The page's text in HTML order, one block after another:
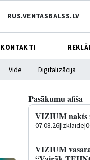
RUS.VENTASBALSS.LV
KONTAKTI
Vide Digitalizācija
Pasākumu afiša
VIZIUM nakts
07.08.26|Izklaide|
VIZIUM